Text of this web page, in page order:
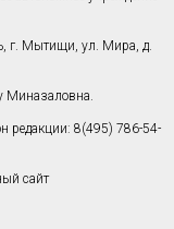
г. Мытищи, ул. Мира, д.
Миназаловна.
редакции: 8(495) 786-54-
сайт